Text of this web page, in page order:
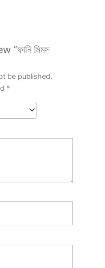
মিমস
be published.
*